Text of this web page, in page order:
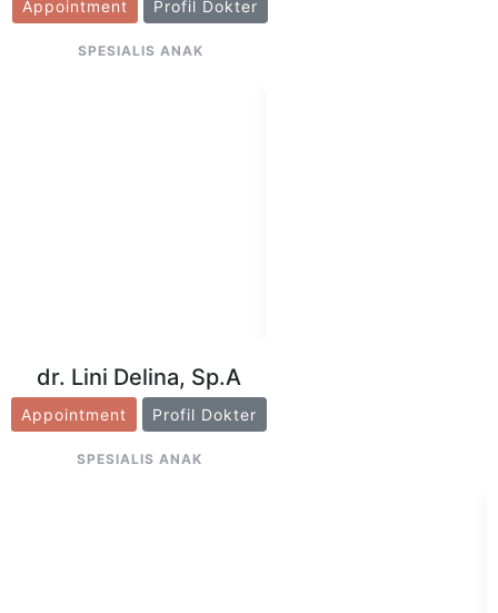
Appointment Profil Dokter
SPESIALIS ANAK
dr. Lini Delina, Sp.A
Appointment Profil Dokter
SPESIALIS ANAK